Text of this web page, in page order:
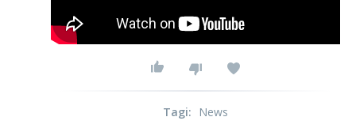
Tagi: News